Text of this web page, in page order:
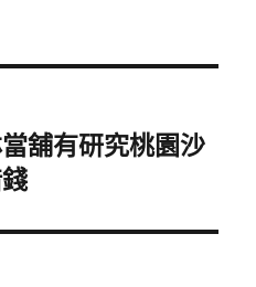
舖有研究桃園沙